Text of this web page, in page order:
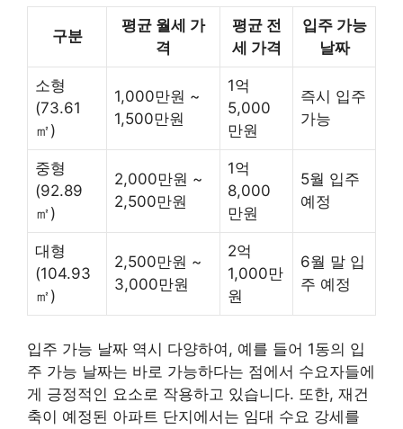
구분
평균 월세 가
격
평균 전
세 가격
입주 가능
날짜
소형
(73.61
㎡)
1,000만원 ~
1,500만원
1억
5,000
만원
즉시 입주
가능
중형
(92.89
㎡)
2,000만원 ~
2,500만원
1억
8,000
만원
5월 입주
예정
대형
(104.93
㎡)
2,500만원 ~
3,000만원
2억
1,000만
원
6월 말 입
주 예정
입주 가능 날짜 역시 다양하여, 예를 들어 1동의 입
주 가능 날짜는 바로 가능하다는 점에서 수요자들에
게 긍정적인 요소로 작용하고 있습니다. 또한, 재건
축이 예정된 아파트 단지에서는 임대 수요 강세를